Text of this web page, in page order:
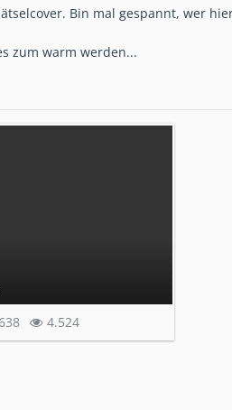
Bin mal gespannt, wer
zum warm werden...
4.524